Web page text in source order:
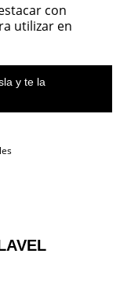
con
utilizar en
y te la